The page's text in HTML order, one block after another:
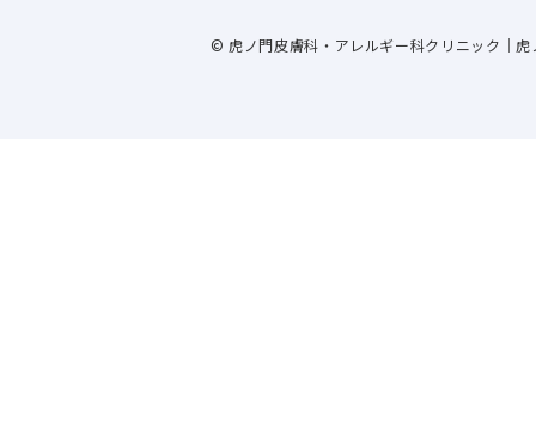
© 虎ノ門皮膚科・アレルギー科クリニック｜